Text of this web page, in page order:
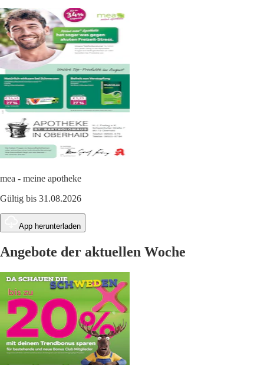
mea - meine apotheke
Gültig bis 31.08.2026
App herunterladen
Angebote der aktuellen Woche